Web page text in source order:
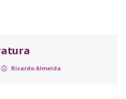
Ricardo Almeida